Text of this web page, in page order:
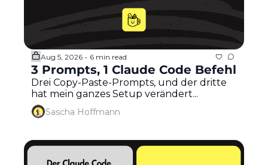
Aug 5, 2026 • 6 min read
3 Prompts, 1 Claude Code Befehl
Drei Copy-Paste-Prompts, und der dritte
hat mein ganzes Setup verändert...
Sascha Hoffmann